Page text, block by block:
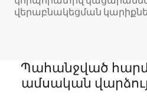
վերաբնակեցման
Պահանջված
ամսական